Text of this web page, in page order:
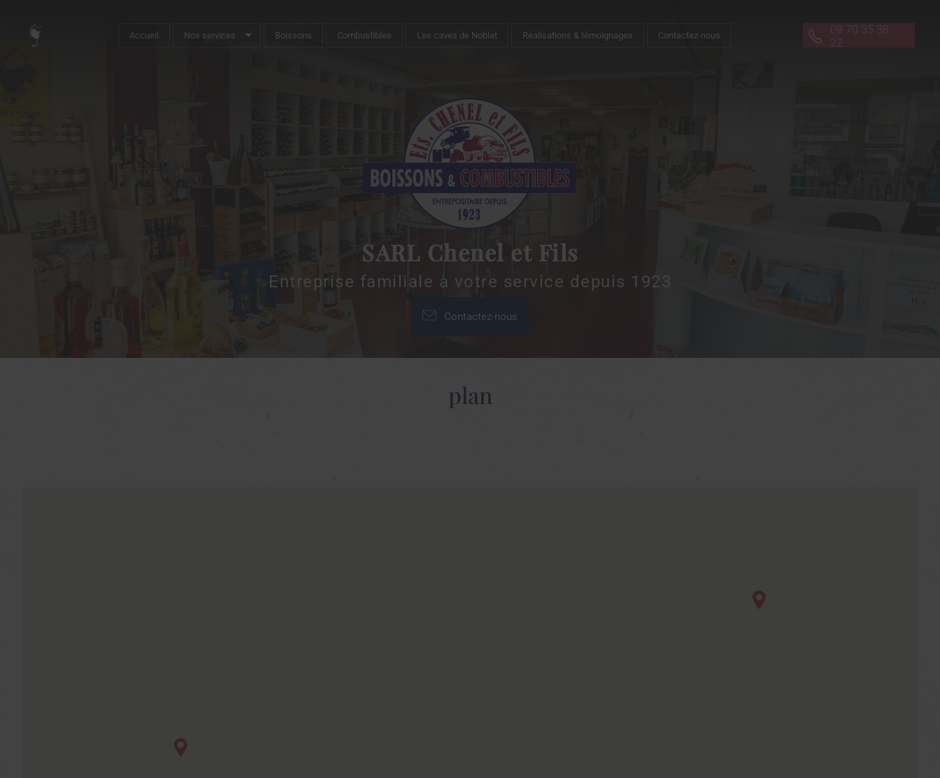
SARL Chenel et Fils
Entreprise familiale à votre service depuis 1923
Contactez-nous
Accueil Nos services Boissons Combustibles Les caves de Noblat Réalisations & témoignages Contactez-nous
09 70 35 38
22
plan